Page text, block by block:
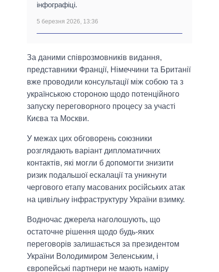
інфографіці.
5 березня 2026, 13:36
За даними співрозмовників видання,
представники Франції, Німеччини та Британії
вже проводили консультації між собою та з
українською стороною щодо потенційного
запуску переговорного процесу за участі
Києва та Москви.
У межах цих обговорень союзники
розглядають варіант дипломатичних
контактів, які могли б допомогти знизити
ризик подальшої ескалації та уникнути
чергового етапу масованих російських атак
на цивільну інфраструктуру України взимку.
Водночас джерела наголошують, що
остаточне рішення щодо будь-яких
переговорів залишається за президентом
України Володимиром Зеленським, і
європейські партнери не мають наміру